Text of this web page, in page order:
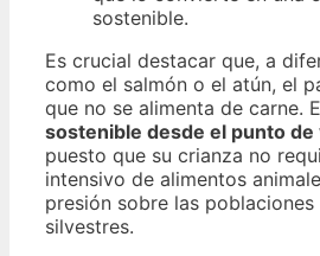
sostenible.
Es crucial destacar que, a
como el salmón o el atún, el
que no se alimenta de carne.
sostenible desde el punto de
puesto que su crianza no
intensivo de alimentos
presión sobre las poblaciones
silvestres.